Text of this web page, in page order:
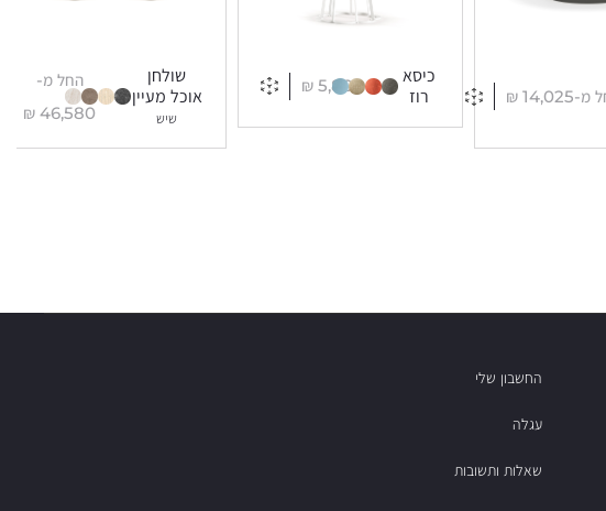
מ-14,025
₪
כיסא
רוז
5,800
₪
שולחן
אוכל מעיין
שיש
החל מ-
46,580
₪
החשבון שלי
עגלה
שאלות ותשובות